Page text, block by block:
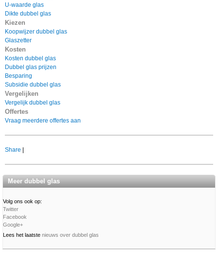
U-waarde glas
Dikte dubbel glas
Kiezen
Koopwijzer dubbel glas
Glaszetter
Kosten
Kosten dubbel glas
Dubbel glas prijzen
Besparing
Subsidie dubbel glas
Vergelijken
Vergelijk dubbel glas
Offertes
Vraag meerdere offertes aan
Share |
Meer dubbel glas
Volg ons ook op:
Twitter
Facebook
Google+
Lees het laatste nieuws over dubbel glas